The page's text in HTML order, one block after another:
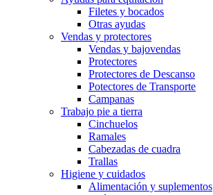
Filetes y bocados
Otras ayudas
Vendas y protectores
Vendas y bajovendas
Protectores
Protectores de Descanso
Potectores de Transporte
Campanas
Trabajo pie a tierra
Cinchuelos
Ramales
Cabezadas de cuadra
Trallas
Higiene y cuidados
Alimentación y suplementos